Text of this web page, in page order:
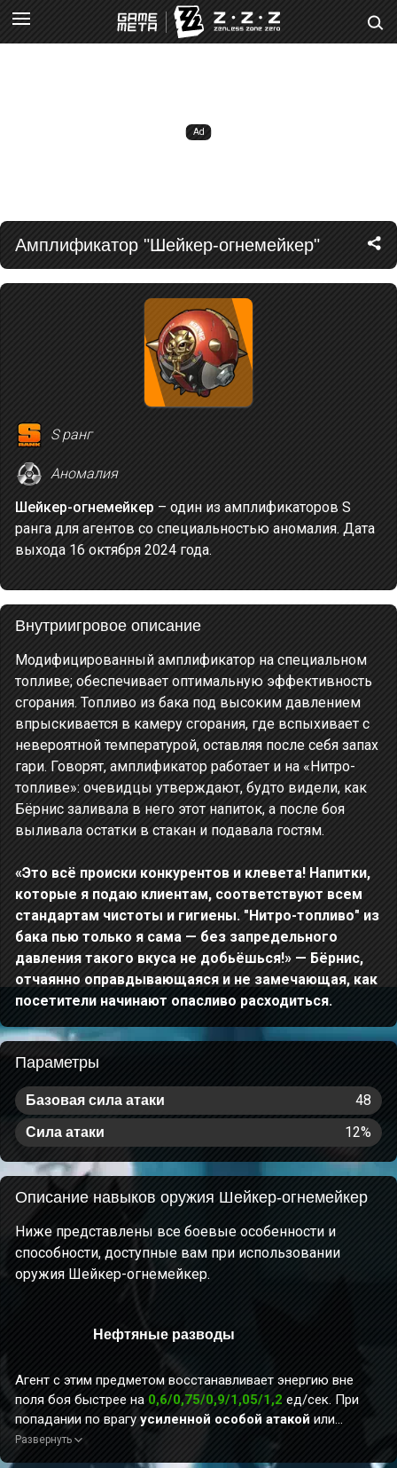
Амплификатор "Шейкер-огнемейкер"
S ранг
Аномалия
Шейкер-огнемейкер – один из амплификаторов S
ранга для агентов со специальностью аномалия. Дата
выхода 16 октября 2024 года.
Внутриигровое описание
Модифицированный амплификатор на специальном
топливе; обеспечивает оптимальную эффективность
сгорания. Топливо из бака под высоким давлением
впрыскивается в камеру сгорания, где вспыхивает с
невероятной температурой, оставляя после себя запах
гари. Говорят, амплификатор работает и на «Нитро-
топливе»: очевидцы утверждают, будто видели, как
Бёрнис заливала в него этот напиток, а после боя
выливала остатки в стакан и подавала гостям.
«Это всё происки конкурентов и клевета! Напитки,
которые я подаю клиентам, соответствуют всем
стандартам чистоты и гигиены. "Нитро-топливо" из
бака пью только я сама — без запредельного
давления такого вкуса не добьёшься!» — Бёрнис,
отчаянно оправдывающаяся и не замечающая, как
посетители начинают опасливо расходиться.
Параметры
Базовая сила атаки 48
Сила атаки 12%
Описание навыков оружия Шейкер-огнемейкер
Ниже представлены все боевые особенности и
способности, доступные вам при использовании
оружия Шейкер-огнемейкер.
Нефтяные разводы
Агент с этим предметом восстанавливает энергию вне
поля боя быстрее на 0,6/0,75/0,9/1,05/1,2 ед/сек. При
попадании по врагу усиленной особой атакой или
помощью в атаке наносимый агентом урон повышается
3,5/4,4/5,2/6,1/7%
. Этот эффект срабатывает не чаще
Развернуть